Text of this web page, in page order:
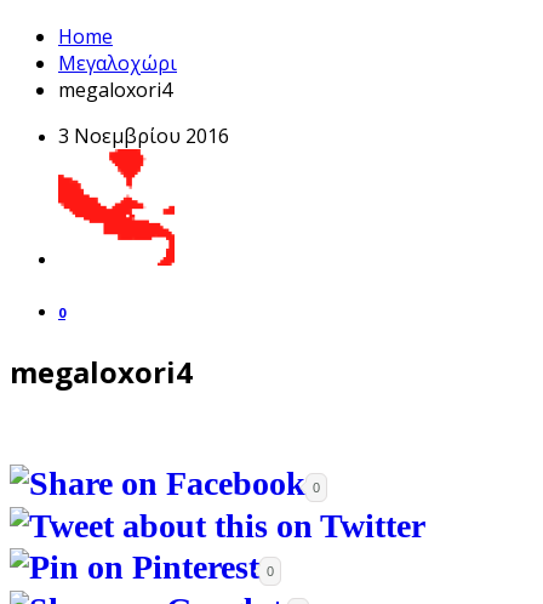
Home
Μεγαλοχώρι
megaloxori4
3 Νοεμβρίου 2016
0
megaloxori4
0
0